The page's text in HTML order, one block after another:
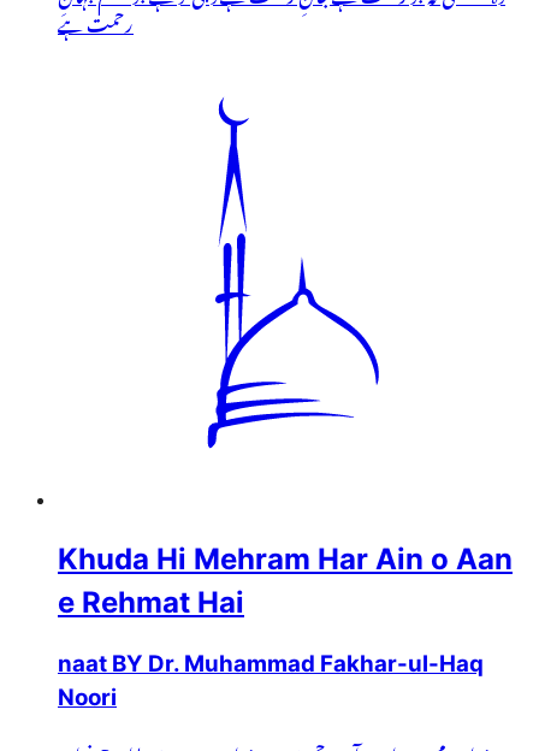
رحمت ہے
Khuda Hi Mehram Har Ain o Aan
e Rehmat Hai
naat BY Dr. Muhammad Fakhar-ul-Haq
Noori